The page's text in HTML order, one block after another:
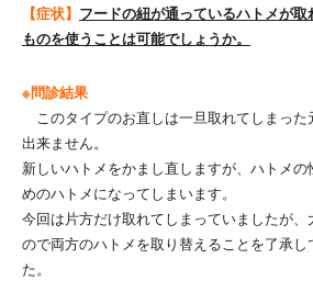
【症状】 フードの紐が通っているハトメが
ものを使うことは可能でしょうか。
※問診結果
このタイプのお直しは一旦取れてしまった
出来ません。
新しいハトメをかまし直しますが、ハトメの
めのハトメになってしまいます。
今回は片方だけ取れてしまっていましたが、
ので両方のハトメを取り替えることを了承
た。